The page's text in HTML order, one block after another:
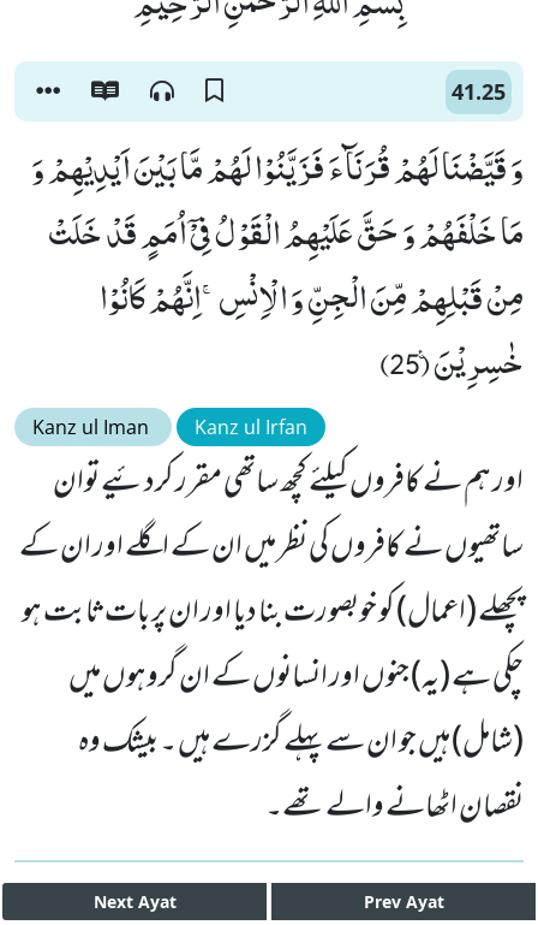
41.25
وَ قَیَّضْنَا لَهُمْ قُرَنَآءَ فَزَیَّنُوْا لَهُمْ مَّا بَیْنَ اَیْدِیْهِمْ وَ
مَا خَلْفَهُمْ وَ حَقَّ عَلَیْهِمُ الْقَوْلُ فِیْۤ اُمَمٍ قَدْ خَلَتْ
مِنْ قَبْلِهِمْ مِّنَ الْجِنِّ وَ الْاِنْسِۚ-اِنَّهُمْ كَانُوْا
خٰسِرِیْنَ۠ (25)
Kanz ul Iman Kanz ul Irfan
اور ہم نے کافروں کیلئے کچھ ساتھی مقرر کردئیے توان
ساتھیوں نے کافروں کی نظر میں ان کے اگلے اور ان کے
پچھلے (اعمال) کو خوبصورت بنا دیا اور ان پر بات ثابت ہو
چکی ہے (یہ) جنوں اور انسانوں کے ان گروہوں میں
(شامل) ہیں جو ان سے پہلے گزرے ہیں ۔ بیشک وہ
نقصان اٹھانے والے تھے۔
Next Ayat Prev Ayat